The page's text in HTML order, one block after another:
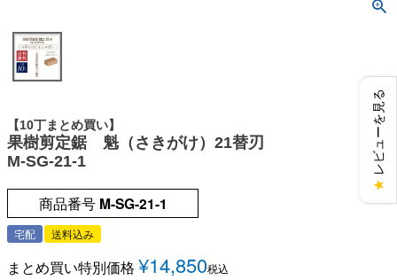
【10丁まとめ買い】
果樹剪定鋸 魁（さきがけ）21替刃
M-SG-21-1
商品番号 M-SG-21-1
宅配 送料込み
まとめ買い特別価格 ¥14,850税込
★
レビューを見る